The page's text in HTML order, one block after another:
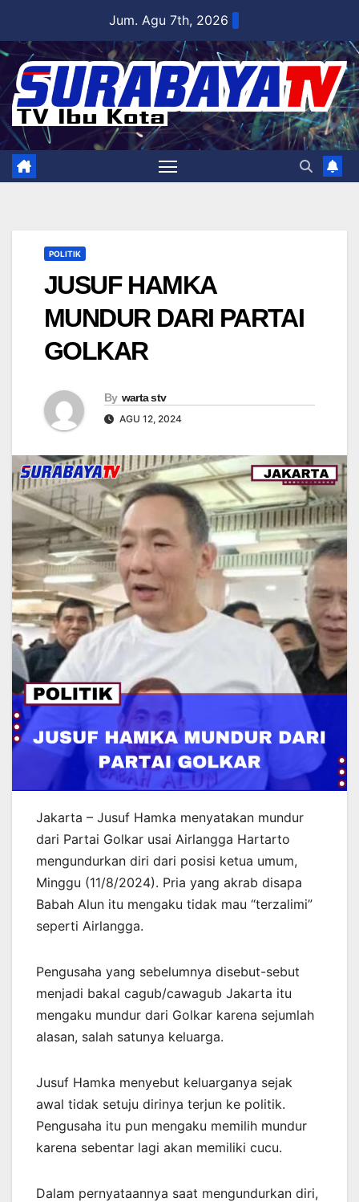
content
Jum. Agu 7th, 2026
POLITIK
JUSUF HAMKA
MUNDUR DARI PARTAI
GOLKAR
By warta stv
AGU 12, 2024
Jakarta – Jusuf Hamka menyatakan mundur
dari Partai Golkar usai Airlangga Hartarto
mengundurkan diri dari posisi ketua umum,
Minggu (11/8/2024). Pria yang akrab disapa
Babah Alun itu mengaku tidak mau “terzalimi”
seperti Airlangga.
Pengusaha yang sebelumnya disebut-sebut
menjadi bakal cagub/cawagub Jakarta itu
mengaku mundur dari Golkar karena sejumlah
alasan, salah satunya keluarga.
Jusuf Hamka menyebut keluarganya sejak
awal tidak setuju dirinya terjun ke politik.
Pengusaha itu pun mengaku memilih mundur
karena sebentar lagi akan memiliki cucu.
Dalam pernyataannya saat mengundurkan diri,